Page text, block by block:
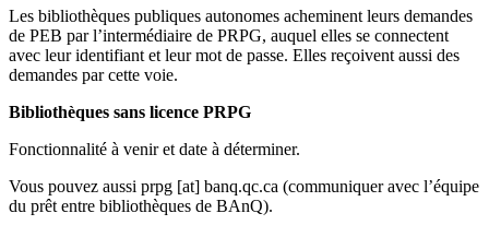
Les bibliothèques publiques autonomes acheminent leurs demandes
de PEB par l’intermédiaire de PRPG, auquel elles se connectent
avec leur identifiant et leur mot de passe. Elles reçoivent aussi des
demandes par cette voie.
Bibliothèques sans licence PRPG
Fonctionnalité à venir et date à déterminer.
Vous pouvez aussi prpg [at] banq.qc.ca (communiquer avec l’équipe
du prêt entre bibliothèques de BAnQ).